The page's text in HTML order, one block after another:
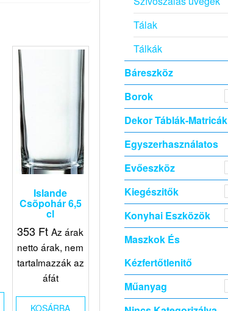
Islande
Csõpohár 6,5
cl
353 Ft Az árak
netto árak, nem
tartalmazzák az
áfát
KOSÁRBA
Tálak
Tálkák
Báreszköz
Borok
Dekor Táblák-Matricák
Egyszerhasználatos
Evőeszköz
Kiegészitők
Konyhai Eszközök
Maszkok És
Kézfertőtlenitő
Műanyag